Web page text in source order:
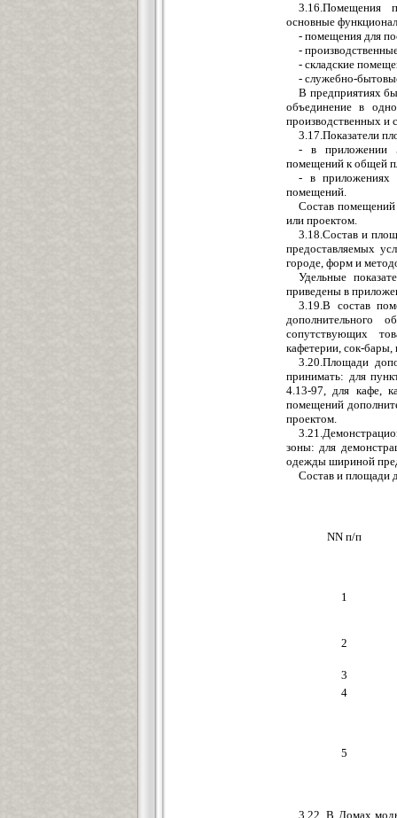
3.16.Помещения
основные
- помещения для
-
- складские
- служебно-
В предприятиях
объединение в
производственных и
3.17.Показатели
- в приложении
помещений к общей
- в приложениях
помещений.
Состав помещений
или проектом.
3.18.Состав и
предоставляемых
городе, форм и
Удельные
приведены в
3.19.В состав
дополнительного
сопутствующих
кафетерии, сок-бары,
3.20.Площади
принимать: для
4.13-97, для кафе,
помещений
проектом.
зоны: для
одежды шириной
Состав и площади
NN п/п
1
2
3
4
5
3.22. В Домах